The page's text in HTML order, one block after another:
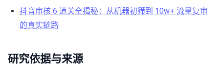
抖音审核 6 道关全揭秘：从机器初筛到 10w+ 流量复审
的真实链路
研究依据与来源